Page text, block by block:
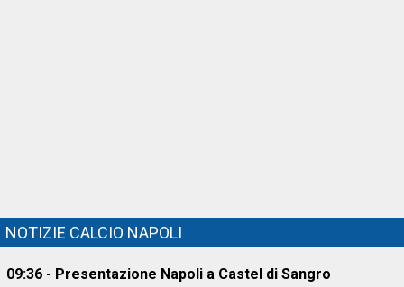
NOTIZIE CALCIO NAPOLI
09:36 - Presentazione Napoli a Castel di Sangro